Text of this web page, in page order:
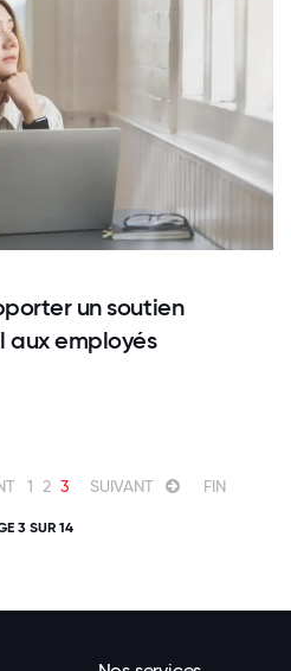
un soutien
aux employés
1 2 3 SUIVANT FIN
3 SUR 14